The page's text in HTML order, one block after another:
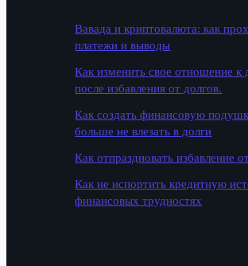
Вавада и криптовалюта: как
платежи и выводы
Как изменить свое отношение к
после избавления от долгов.
Как создать финансовую
больше не влезать в долги
Как отпраздновать избавление
Как не испортить кредитную
финансовых трудностях